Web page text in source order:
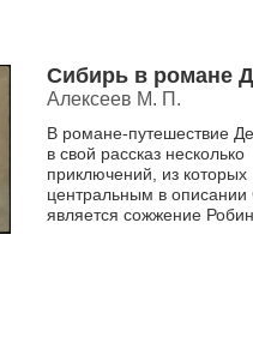
Сибирь в романе
Алексеев М. П.
В романе-путешествие
в свой рассказ несколько
приключений, из которых
центральным в описании
является сожжение